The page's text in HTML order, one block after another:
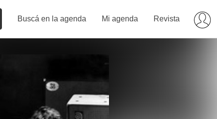
Buscá en la agenda Mi agenda Revista